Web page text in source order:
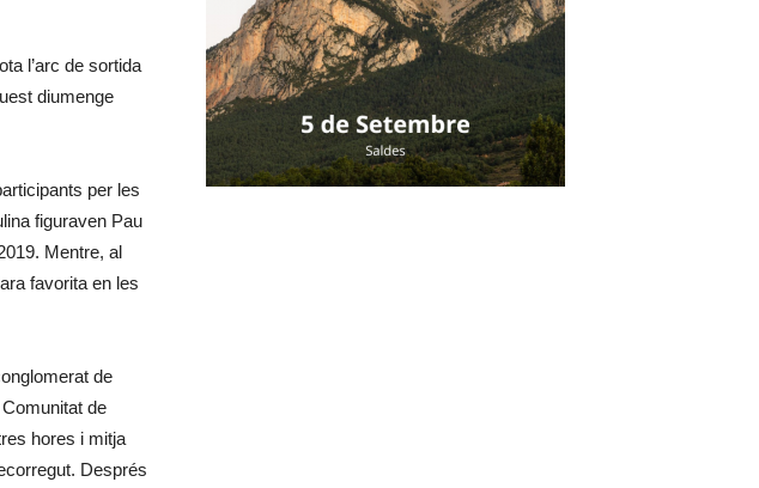
l’arc de sortida
diumenge
per les
figuraven Pau
Mentre, al
favorita en les
de
de
hores i mitja
Després